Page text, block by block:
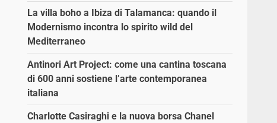
La villa boho a Ibiza di Talamanca: quando il
Modernismo incontra lo spirito wild del
Mediterraneo
Antinori Art Project: come una cantina toscana
di 600 anni sostiene l’arte contemporanea
italiana
Charlotte Casiraghi e la nuova borsa Chanel